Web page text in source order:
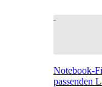
Notebook-
passenden